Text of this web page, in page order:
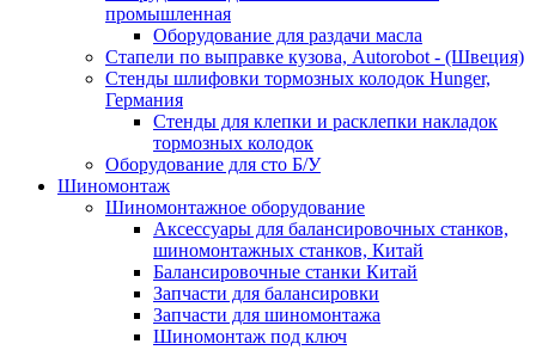
промышленная
Оборудование для раздачи масла
Стапели по выправке кузова, Autorobot - (Швеция)
Стенды шлифовки тормозных колодок Hunger,
Германия
Стенды для клепки и расклепки накладок
тормозных колодок
Оборудование для сто Б/У
Шиномонтаж
Шиномонтажное оборудование
Аксессуары для балансировочных станков,
шиномонтажных станков, Китай
Балансировочные станки Китай
Запчасти для балансировки
Запчасти для шиномонтажа
Шиномонтаж под ключ